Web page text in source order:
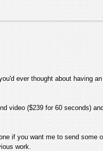
ever thought about having
video ($239 for 60 seconds)
if you want me to send some
work.